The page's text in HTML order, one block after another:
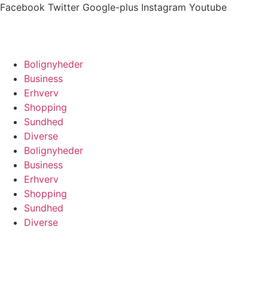
Videre
Facebook Twitter Google-plus Instagram Youtube
Bolignyheder
Business
Erhverv
Shopping
Sundhed
Diverse
Bolignyheder
Business
Erhverv
Shopping
Sundhed
Diverse